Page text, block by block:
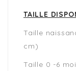
TAILLE
Taille
cm)
Taille 0 -6